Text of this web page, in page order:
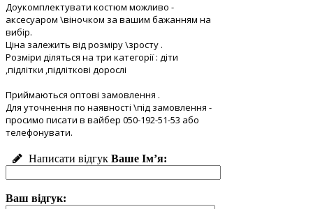
Доукомплектувати костюм можливо -
аксесуаром \віночком за вашим бажанням на
вибір.
Ціна залежить від розміру \зросту .
Розміри діляться на три категорії : діти
,підлітки ,підліткові дорослі
Приймаються оптові замовлення .
Для уточнення по наявності \під замовлення -
просимо писати в вайбер 050-192-51-53 або
телефонувати.
Написати відгук Ваше Ім’я:
Ваш відгук: